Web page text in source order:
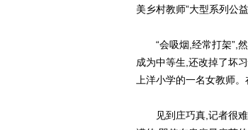
美乡村教师”大型系列公
“会吸烟,经常打架”,然
成为中等生,还改掉了坏
上洋小学的一名女教师
见到庄巧真,记者很难